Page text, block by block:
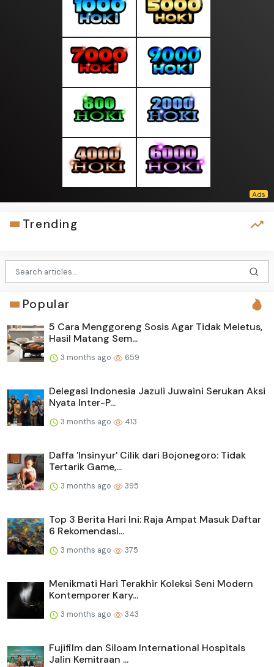
Trending
Popular
5 Cara Menggoreng Sosis Agar Tidak Meletus,
Hasil Matang Sem...
3 months ago 659
Delegasi Indonesia Jazuli Juwaini Serukan Aksi
Nyata Inter-P...
3 months ago 413
Daffa 'Insinyur' Cilik dari Bojonegoro: Tidak
Tertarik Game,...
3 months ago 395
Top 3 Berita Hari Ini: Raja Ampat Masuk Daftar
6 Rekomendasi...
3 months ago 375
Menikmati Hari Terakhir Koleksi Seni Modern
Kontemporer Kary...
3 months ago 343
Fujifilm dan Siloam International Hospitals
Jalin Kemitraan ...